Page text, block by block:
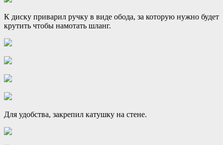
К диску приварил ручку в виде обода, за которую нужно будет
крутить чтобы намотать шланг.
Для удобства, закрепил катушку на стене.